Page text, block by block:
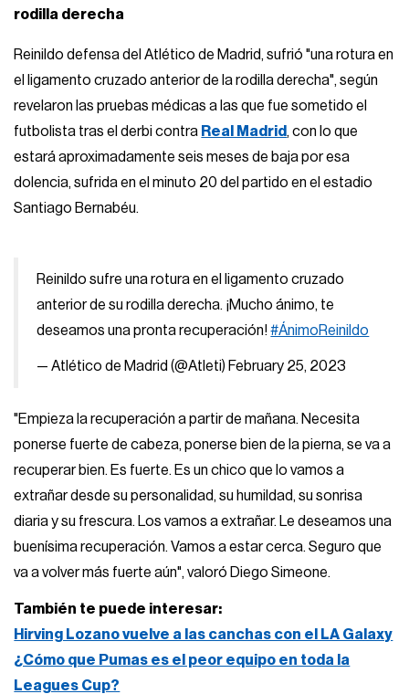
rodilla derecha
Reinildo defensa del Atlético de Madrid, sufrió "una rotura en
el ligamento cruzado anterior de la rodilla derecha", según
revelaron las pruebas médicas a las que fue sometido el
futbolista tras el derbi contra Real Madrid , con lo que
estará aproximadamente seis meses de baja por esa
dolencia, sufrida en el minuto 20 del partido en el estadio
Santiago Bernabéu.
Reinildo sufre una rotura en el ligamento cruzado
anterior de su rodilla derecha. ¡Mucho ánimo, te
deseamos una pronta recuperación!#ÁnimoReinildo
— Atlético de Madrid (@Atleti) February 25, 2023
"Empieza la recuperación a partir de mañana. Necesita
ponerse fuerte de cabeza, ponerse bien de la pierna, se va a
recuperar bien. Es fuerte. Es un chico que lo vamos a
extrañar desde su personalidad, su humildad, su sonrisa
diaria y su frescura. Los vamos a extrañar. Le deseamos una
buenísima recuperación. Vamos a estar cerca. Seguro que
va a volver más fuerte aún", valoró Diego Simeone.
También te puede interesar:
Hirving Lozano vuelve a las canchas con el LA Galaxy
¿Cómo que Pumas es el peor equipo en toda la
Leagues Cup?